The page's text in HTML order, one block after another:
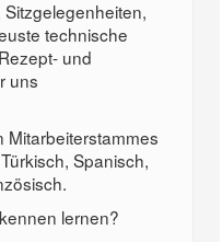
technische
und
uns
Mitarbeiterstammes
Spanisch,
lernen?